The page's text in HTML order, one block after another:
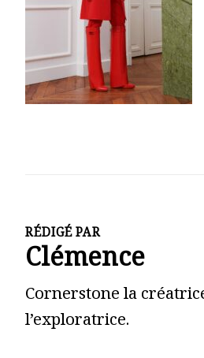
RÉDIGÉ PAR
Clémence
Cornerstone la
l’exploratrice.